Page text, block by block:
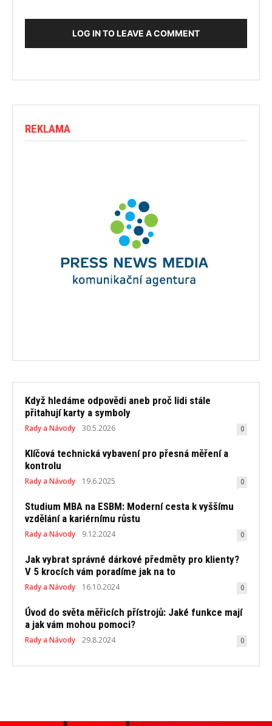
LOG IN TO LEAVE A COMMENT
REKLAMA
Když hledáme odpovědi aneb proč lidi stále
přitahují karty a symboly
Rady a Návody 30.5.2026 0
Klíčová technická vybavení pro přesná měření a
kontrolu
Rady a Návody 19.6.2025 0
Studium MBA na ESBM: Moderní cesta k vyššímu
vzdělání a kariérnímu růstu
Rady a Návody 9.12.2024 0
Jak vybrat správné dárkové předměty pro klienty?
V 5 krocích vám poradíme jak na to
Rady a Návody 16.10.2024 0
Úvod do světa měřicích přístrojů: Jaké funkce mají
a jak vám mohou pomoci?
Rady a Návody 29.8.2024 0